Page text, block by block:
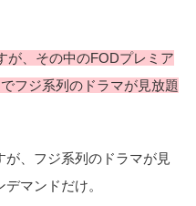
が、その中のFODプレミア
フジ系列のドラマが見放題
、フジ系列のドラマが見
マンドだけ。